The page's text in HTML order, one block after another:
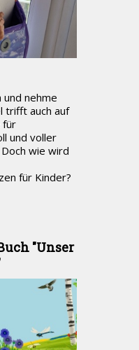
und nehme
trifft auch auf
für
und voller
wie wird
für Kinder?
"Unser